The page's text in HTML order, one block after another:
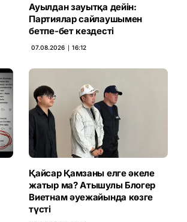
Ауылдан зауытқа дейін:
Партиялар сайлаушымен
бетпе-бет кездесті
07.08.2026 ∣ 16:12
Қайсар Қамзаны елге әкеле
жатыр ма? Атышулы Блогер
Виетнам әуежайында көзге
түсті